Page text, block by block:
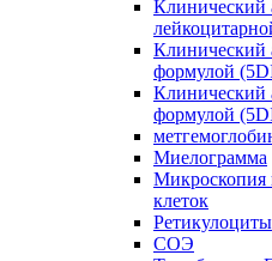
Клинический
Клинический
формулой
Клинический
формулой
Миелограмма
Микроскопия
клеток
Ретикулоциты
СОЭ